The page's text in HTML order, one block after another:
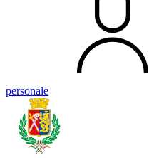
personale